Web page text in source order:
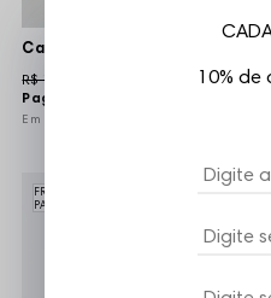
Pague
R$ 155,00
FRETE GRÁTIS A PARTIR DE R$149,99 PARA SÃO
PAULO E REGIÕES METROPOLITANAS
10% de